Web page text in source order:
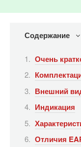
Содержание
Очень
Внешний
Индикация
Отличия